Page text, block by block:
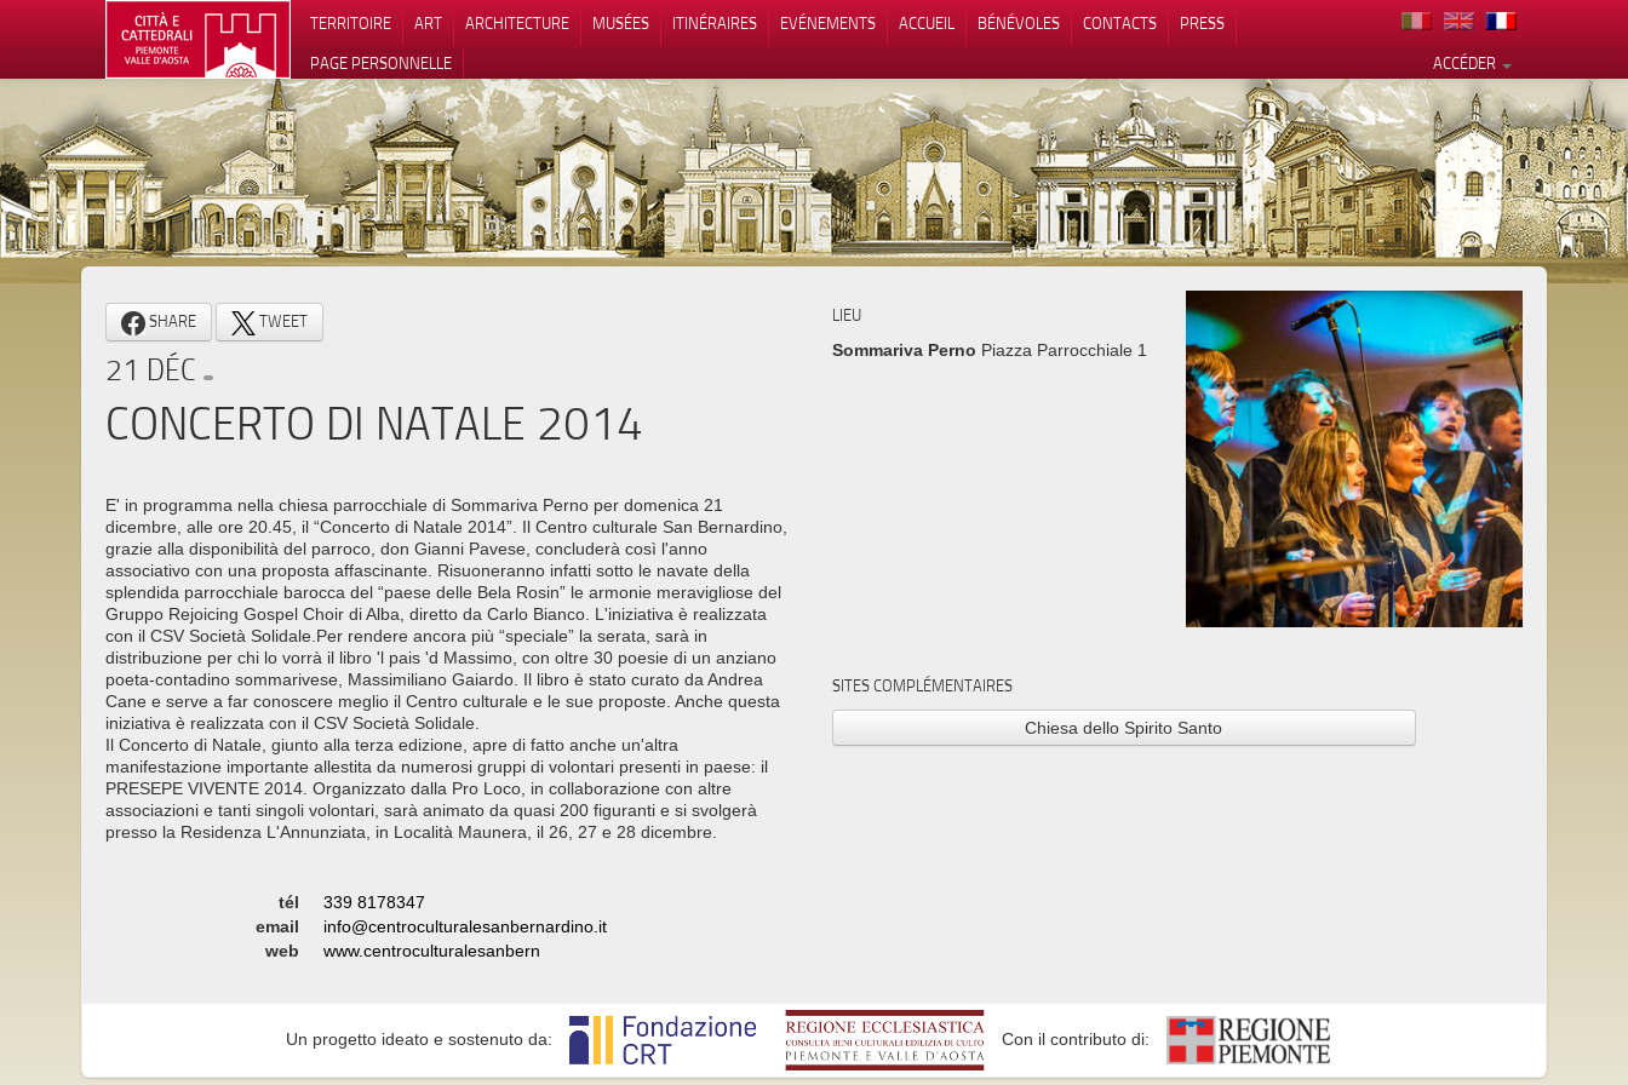
TERRITOIRE ART ARCHITECTURE MUSÉES ITINÉRAIRES EVÉNEMENTS ACCUEIL BÉNÉVOLES CONTACTS
PRESS
ACCÉDER
PAGE PERSONNELLE
SHARE TWEET
21 DÉC
CONCERTO DI NATALE 2014
E' in programma nella chiesa parrocchiale di Sommariva Perno per domenica 21
dicembre, alle ore 20.45, il “Concerto di Natale 2014”. Il Centro culturale San Bernardino,
grazie alla disponibilità del parroco, don Gianni Pavese, concluderà così l'anno
associativo con una proposta affascinante. Risuoneranno infatti sotto le navate della
splendida parrocchiale barocca del “paese delle Bela Rosin” le armonie meravigliose del
Gruppo Rejoicing Gospel Choir di Alba, diretto da Carlo Bianco. L'iniziativa è realizzata
con il CSV Società Solidale.Per rendere ancora più “speciale” la serata, sarà in
distribuzione per chi lo vorrà il libro 'l pais 'd Massimo, con oltre 30 poesie di un anziano
poeta-contadino sommarivese, Massimiliano Gaiardo. Il libro è stato curato da Andrea
Cane e serve a far conoscere meglio il Centro culturale e le sue proposte. Anche questa
iniziativa è realizzata con il CSV Società Solidale.
Il Concerto di Natale, giunto alla terza edizione, apre di fatto anche un'altra
manifestazione importante allestita da numerosi gruppi di volontari presenti in paese: il
PRESEPE VIVENTE 2014. Organizzato dalla Pro Loco, in collaborazione con altre
associazioni e tanti singoli volontari, sarà animato da quasi 200 figuranti e si svolgerà
presso la Residenza L'Annunziata, in Località Maunera, il 26, 27 e 28 dicembre.
tél
339 8178347
email
info@centroculturalesanbernardino.it
web
www.centroculturalesanbern
LIEU
Sommariva Perno Piazza Parrocchiale 1
SITES COMPLÉMENTAIRES
Chiesa dello Spirito Santo
Un progetto ideato e sostenuto da: Con il contributo di:
Vos choix en matière de confidentialité